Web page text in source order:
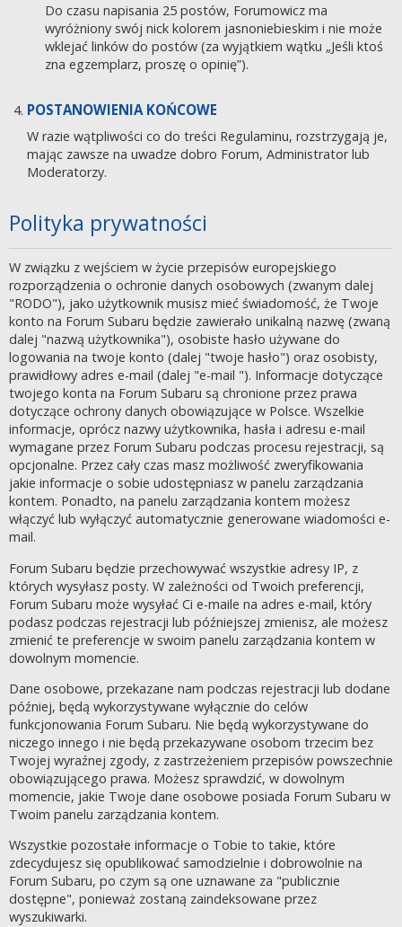
Do czasu napisania 25 postów, Forumowicz ma
wyróżniony swój nick kolorem jasnoniebieskim i nie może
wklejać linków do postów (za wyjątkiem wątku „Jeśli ktoś
zna egzemplarz, proszę o opinię”).
POSTANOWIENIA KOŃCOWE
W razie wątpliwości co do treści Regulaminu, rozstrzygają je,
mając zawsze na uwadze dobro Forum, Administrator lub
Moderatorzy.
Polityka prywatności
W związku z wejściem w życie przepisów europejskiego
rozporządzenia o ochronie danych osobowych (zwanym dalej
"RODO"), jako użytkownik musisz mieć świadomość, że Twoje
konto na Forum Subaru będzie zawierało unikalną nazwę (zwaną
dalej "nazwą użytkownika"), osobiste hasło używane do
logowania na twoje konto (dalej "twoje hasło") oraz osobisty,
prawidłowy adres e-mail (dalej "e-mail "). Informacje dotyczące
twojego konta na Forum Subaru są chronione przez prawa
dotyczące ochrony danych obowiązujące w Polsce. Wszelkie
informacje, oprócz nazwy użytkownika, hasła i adresu e-mail
wymagane przez Forum Subaru podczas procesu rejestracji, są
opcjonalne. Przez cały czas masz możliwość zweryfikowania
jakie informacje o sobie udostępniasz w panelu zarządzania
kontem. Ponadto, na panelu zarządzania kontem możesz
włączyć lub wyłączyć automatycznie generowane wiadomości e-
mail.
Forum Subaru będzie przechowywać wszystkie adresy IP, z
których wysyłasz posty. W zależności od Twoich preferencji,
Forum Subaru może wysyłać Ci e-maile na adres e-mail, który
podasz podczas rejestracji lub późniejszej zmienisz, ale możesz
zmienić te preferencje w swoim panelu zarządzania kontem w
dowolnym momencie.
Dane osobowe, przekazane nam podczas rejestracji lub dodane
później, będą wykorzystywane wyłącznie do celów
funkcjonowania Forum Subaru. Nie będą wykorzystywane do
niczego innego i nie będą przekazywane osobom trzecim bez
Twojej wyraźnej zgody, z zastrzeżeniem przepisów powszechnie
obowiązującego prawa. Możesz sprawdzić, w dowolnym
momencie, jakie Twoje dane osobowe posiada Forum Subaru w
Twoim panelu zarządzania kontem.
Wszystkie pozostałe informacje o Tobie to takie, które
zdecydujesz się opublikować samodzielnie i dobrowolnie na
Forum Subaru, po czym są one uznawane za "publicznie
dostępne", ponieważ zostaną zaindeksowane przez
wyszukiwarki.